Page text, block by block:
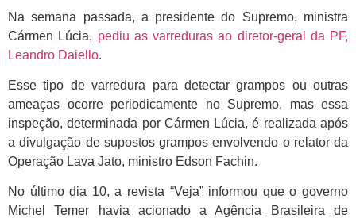
Na semana passada, a presidente do Supremo, ministra
Cármen Lúcia, pediu as varreduras ao diretor-geral da PF,
Leandro Daiello.
Esse tipo de varredura para detectar grampos ou outras
ameaças ocorre periodicamente no Supremo, mas essa
inspeção, determinada por Cármen Lúcia, é realizada após
a divulgação de supostos grampos envolvendo o relator da
Operação Lava Jato, ministro Edson Fachin.
No último dia 10, a revista “Veja” informou que o governo
Michel Temer havia acionado a Agência Brasileira de